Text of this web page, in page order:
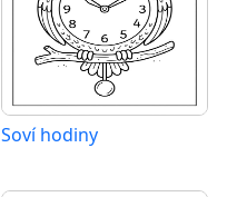
Soví hodiny